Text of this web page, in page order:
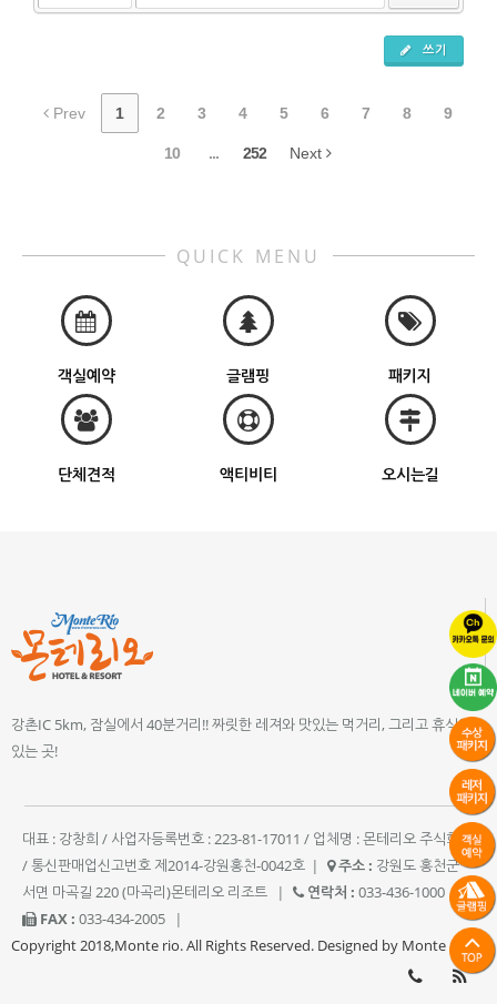
쓰기
Prev 1 2 3 4 5 6 7 8 9
10 ... 252 Next
QUICK MENU
객실예약 글램핑 패키지
단체견적 액티비티 오시는길
강촌IC 5km, 잠실에서 40분거리!! 짜릿한 레져와 맛있는 먹거리, 그리고 휴식이
있는 곳!
대표 : 강창희 / 사업자등록번호 : 223-81-17011 / 업체명 : 몬테리오 주식회사
/ 통신판매업신고번호 제2014-강원홍천-0042호 | 주소 : 강원도 홍천군
서면 마곡길 220 (마곡리)몬테리오 리조트
| 연락처 : 033-436-1000
|
FAX : 033-434-2005
|
Copyright 2018,Monte rio. All Rights Reserved. Designed by Monte rio.